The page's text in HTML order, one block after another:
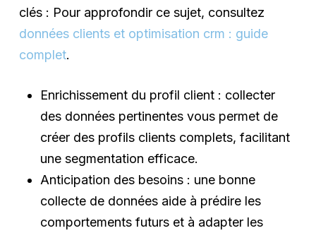
clés : Pour approfondir ce sujet, consultez
données clients et optimisation crm : guide
complet.
Enrichissement du profil client : collecter
des données pertinentes vous permet de
créer des profils clients complets, facilitant
une segmentation efficace.
Anticipation des besoins : une bonne
collecte de données aide à prédire les
comportements futurs et à adapter les